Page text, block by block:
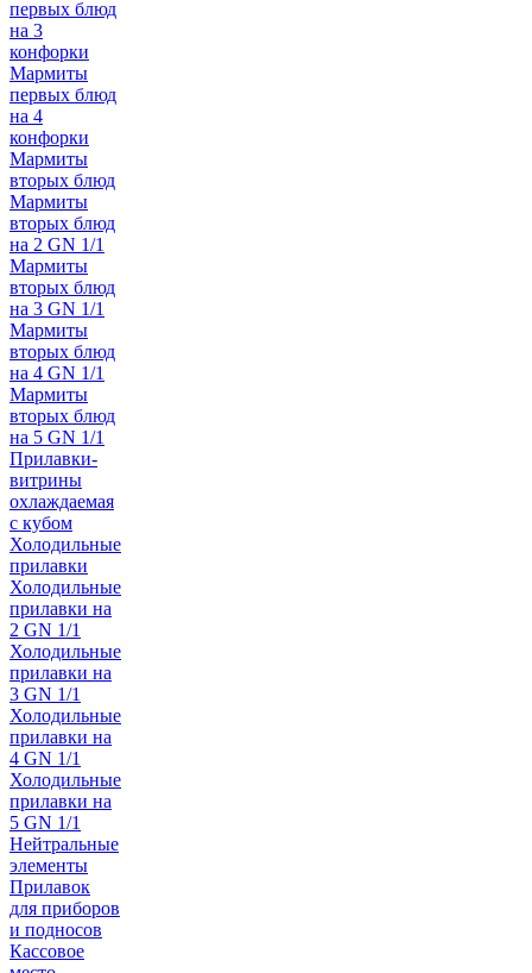
первых блюд
на 3
конфорки
Мармиты
первых блюд
на 4
конфорки
Мармиты
вторых блюд
Мармиты
вторых блюд
на 2 GN 1/1
Мармиты
вторых блюд
на 3 GN 1/1
Мармиты
вторых блюд
на 4 GN 1/1
Мармиты
вторых блюд
на 5 GN 1/1
Прилавки-
витрины
охлаждаемая
с кубом
Холодильные
прилавки
Холодильные
прилавки на
2 GN 1/1
Холодильные
прилавки на
3 GN 1/1
Холодильные
прилавки на
4 GN 1/1
Холодильные
прилавки на
5 GN 1/1
Нейтральные
элементы
Прилавок
для приборов
и подносов
Кассовое